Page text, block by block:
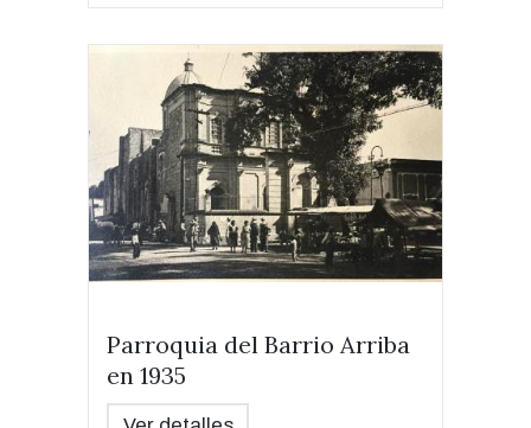
Parroquia del Barrio Arriba
en 1935